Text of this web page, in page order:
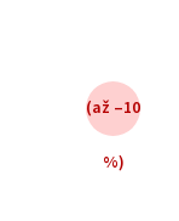
(až –10
%)